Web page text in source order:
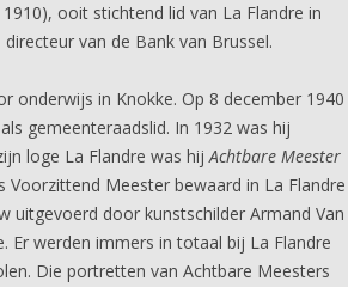
ooit stichtend lid van La Flandre in
van de Bank van Brussel.
onderwijs in Knokke. Op 8 december 1940
gemeenteraadslid. In 1932 was hij
loge La Flandre was hijAchtbare Meester
Meester bewaard in La Flandre
uitgevoerd door kunstschilder Armand Van
Er werden immers in totaal bij La Flandre
Die portretten van Achtbare Meesters